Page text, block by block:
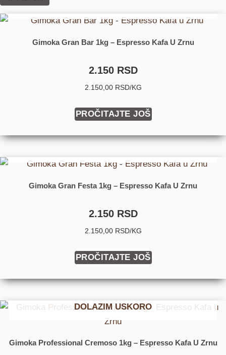
Gimoka Gran Bar 1kg – Espresso Kafa U Zrnu
2.150 RSD
2.150,00 RSD/KG
PROČITAJTE JOŠ
Gimoka Gran Festa 1kg – Espresso Kafa U Zrnu
2.150 RSD
2.150,00 RSD/KG
PROČITAJTE JOŠ
DOLAZIM USKORO
Gimoka Professional Cremoso 1kg – Espresso Kafa U Zrnu